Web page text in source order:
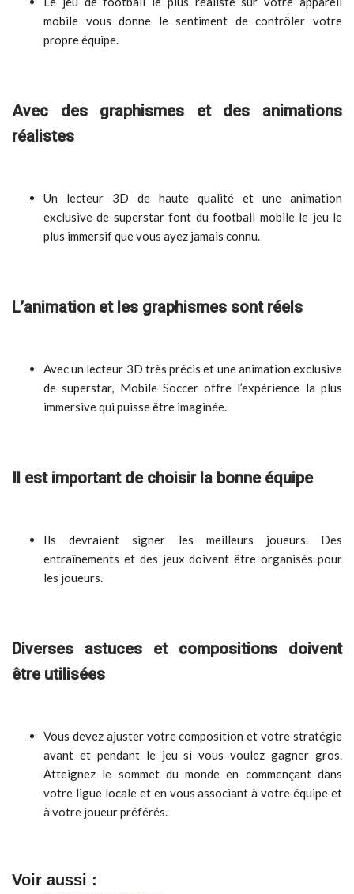
mobile vous donne le sentiment de contrôler votre
propre équipe.
Avec des graphismes et des animations
réalistes
Un lecteur 3D de haute qualité et une animation
exclusive de superstar font du football mobile le jeu le
plus immersif que vous ayez jamais connu.
L’animation et les graphismes sont réels
Avec un lecteur 3D très précis et une animation exclusive
de superstar, Mobile Soccer offre l’expérience la plus
immersive qui puisse être imaginée.
Il est important de choisir la bonne équipe
Ils devraient signer les meilleurs joueurs. Des
entraînements et des jeux doivent être organisés pour
les joueurs.
Diverses astuces et compositions doivent
être utilisées
Vous devez ajuster votre composition et votre stratégie
avant et pendant le jeu si vous voulez gagner gros.
Atteignez le sommet du monde en commençant dans
votre ligue locale et en vous associant à votre équipe et
à votre joueur préférés.
Voir aussi :